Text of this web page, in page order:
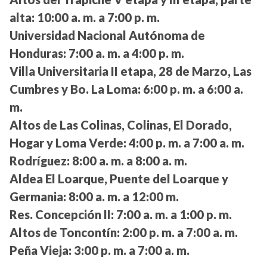
alta: 10:00 a. m. a 7:00 p. m.
Universidad Nacional Autónoma de
Honduras: 7:00 a. m. a 4:00 p. m.
Villa Universitaria II etapa, 28 de Marzo, Las
Cumbres y Bo. La Loma: 6:00 p. m. a 6:00 a.
m.
Altos de Las Colinas, Colinas, El Dorado,
Hogar y Loma Verde: 4:00 p. m. a 7:00 a. m.
Rodríguez: 8:00 a. m. a 8:00 a. m.
Aldea El Loarque, Puente del Loarque y
Germania: 8:00 a. m. a 12:00 m.
Res. Concepción II: 7:00 a. m. a 1:00 p. m.
Altos de Toncontín: 2:00 p. m. a 7:00 a. m.
Peña Vieja: 3:00 p. m. a 7:00 a. m.